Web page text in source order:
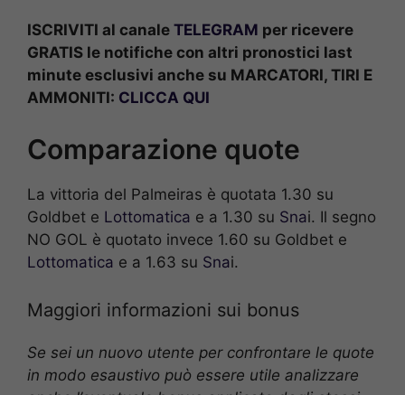
ISCRIVITI al canale TELEGRAM per ricevere
GRATIS le notifiche con altri pronostici last
minute esclusivi anche su MARCATORI, TIRI E
AMMONITI: CLICCA QUI
Comparazione quote
La vittoria del Palmeiras è quotata 1.30 su
Goldbet e Lottomatica e a 1.30 su Snai. Il segno
NO GOL è quotato invece 1.60 su Goldbet e
Lottomatica e a 1.63 su Snai.
Maggiori informazioni sui bonus
Se sei un nuovo utente per confrontare le quote
in modo esaustivo può essere utile analizzare